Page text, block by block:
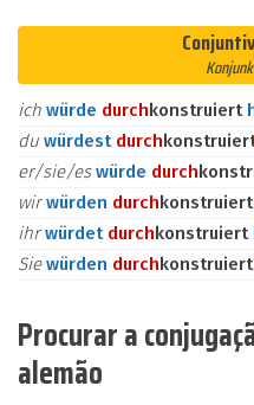
ich würde durchkonstruiert
du würdest durch
er/sie/eswürde durch
wirwürden durchkonstruiert
ihrwürdet durchkonstruiert
Siewürden durchkonstruiert
Procurar a
alemão